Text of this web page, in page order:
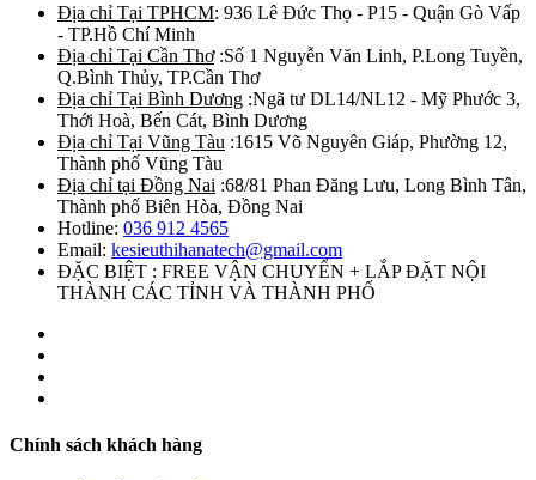
Địa chỉ Tại TPHCM: 936 Lê Đức Thọ - P15 - Quận Gò Vấp
- TP.Hồ Chí Minh
Địa chỉ Tại Cần Thơ:Số 1 Nguyễn Văn Linh, P.Long Tuyền,
Q.Bình Thủy, TP.Cần Thơ
Địa chỉ Tại Bình Dương :Ngã tư DL14/NL12 - Mỹ Phước 3,
Thới Hoà, Bến Cát, Bình Dương
Địa chỉ Tại Vũng Tàu :1615 Võ Nguyên Giáp, Phường 12,
Thành phố Vũng Tàu
Địa chỉ tại Đồng Nai :68/81 Phan Đăng Lưu, Long Bình Tân,
Thành phố Biên Hòa, Đồng Nai
Hotline: 036 912 4565
Email: kesieuthihanatech@gmail.com
ĐẶC BIỆT : FREE VẬN CHUYỂN + LẮP ĐẶT NỘI
THÀNH CÁC TỈNH VÀ THÀNH PHỐ
Chính sách khách hàng